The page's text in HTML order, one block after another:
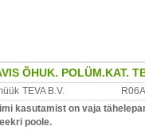
mnt 501, Laagri 76401
ÕHUK. POLÜM.KAT.
TEVA B.V.
kasutamist on vaja
poole.